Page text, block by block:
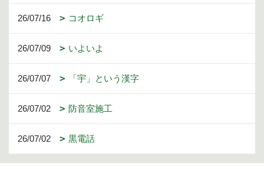
26/07/16 コオロギ
26/07/09 いよいよ
26/07/07 「宇」という漢字
26/07/02 防音室施工
26/07/02 黒電話